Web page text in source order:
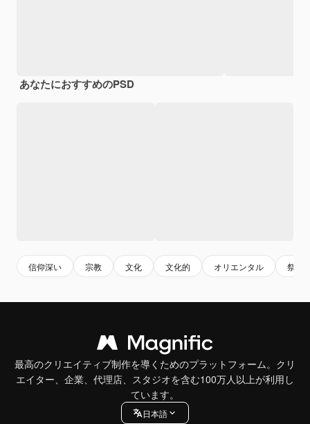
あなたにおすすめのPSD
信仰深い 宗教 文化 文化的 オリエンタル 祭り
最高のクリエイティブ制作を導くためのプラットフォーム。クリ
エイター、企業、代理店、スタジオを含む100万人以上が利用し
ています。
日本語